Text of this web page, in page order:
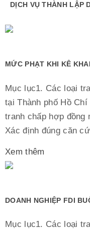
DỊCH VỤ THÀNH LẬP
MỨC PHẠT KHI KÊ
Mục lục1. Các loại
tại Thành phố Hồ
tranh chấp hợp đồng
Xác định đúng căn
Xem thêm
DOANH NGHIỆP FDI
Mục lục1. Các loại